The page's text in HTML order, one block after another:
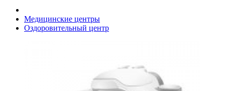
Медицинские центры
Оздоровительный центр